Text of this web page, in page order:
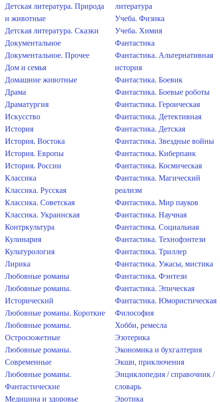
Детская литература. Природа
и животные
Детская литература. Сказки
Документальное
Документальное. Прочее
Дом и семья
Домашние животные
Драма
Драматургия
Искусство
История
История. Востока
История. Европы
История. России
Классика
Классика. Русская
Классика. Советская
Классика. Украинская
Контркультура
Кулинария
Культурология
Лирика
Любовные романы
Любовные романы.
Исторический
Любовные романы. Короткие
Любовные романы.
Остросюжетные
Любовные романы.
Современные
Любовные романы.
Фантастические
Медицина и здоровье
литература
Учеба. Физика
Учеба. Химия
Фантастика
Фантастика. Альтернативная
история
Фантастика. Боевик
Фантастика. Боевые роботы
Фантастика. Героическая
Фантастика. Детективная
Фантастика. Детская
Фантастика. Звездные войны
Фантастика. Киберпанк
Фантастика. Космическая
Фантастика. Магический
реализм
Фантастика. Мир пауков
Фантастика. Научная
Фантастика. Социальная
Фантастика. Технофэнтези
Фантастика. Триллер
Фантастика. Ужасы, мистика
Фантастика. Фэнтези
Фантастика. Эпическая
Фантастика. Юмористическая
Философия
Хобби, ремесла
Эзотерика
Экономика и бухгалтерия
Экшн, приключения
Энциклопедия / справочник /
словарь
Эротика